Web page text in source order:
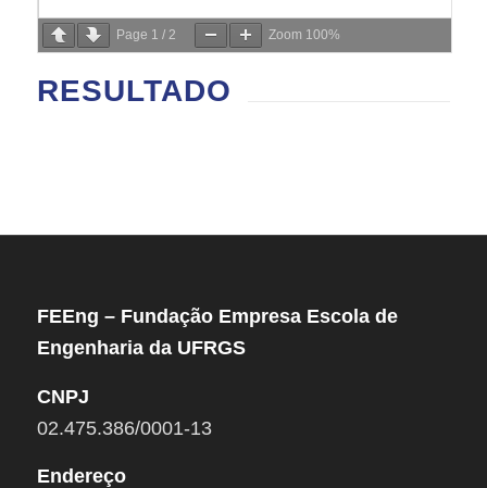
Page 1 / 2 Zoom 100%
RESULTADO
FEEng – Fundação Empresa Escola de
Engenharia da UFRGS
CNPJ
02.475.386/0001-13
Endereço